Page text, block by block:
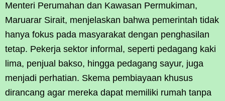
Menteri Perumahan dan Kawasan Permukiman,
Maruarar Sirait, menjelaskan bahwa pemerintah tidak
hanya fokus pada masyarakat dengan penghasilan
tetap. Pekerja sektor informal, seperti pedagang kaki
lima, penjual bakso, hingga pedagang sayur, juga
menjadi perhatian. Skema pembiayaan khusus
dirancang agar mereka dapat memiliki rumah tanpa